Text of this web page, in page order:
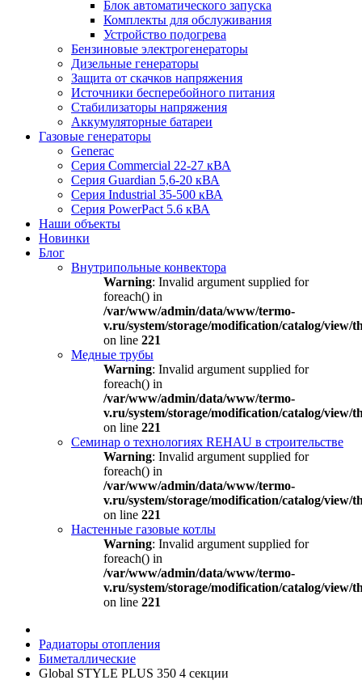
Блок автоматического запуска
Комплекты для обслуживания
Устройство подогрева
Бензиновые электрогенераторы
Дизельные генераторы
Защита от скачков напряжения
Источники бесперебойного питания
Стабилизаторы напряжения
Аккумуляторные батареи
Газовые генераторы
Generac
Серия Commercial 22-27 кВА
Серия Guardian 5,6-20 кВА
Серия Industrial 35-500 кВА
Серия PowerPact 5.6 кВА
Наши объекты
Новинки
Блог
Внутрипольные конвектора
Warning: Invalid argument supplied for
foreach() in
/var/www/admin/data/www/termo-
v.ru/system/storage/modification/catalog/view/
on line 221
Медные трубы
Warning: Invalid argument supplied for
foreach() in
/var/www/admin/data/www/termo-
v.ru/system/storage/modification/catalog/view/
on line 221
Семинар о технологиях REHAU в строительстве
Warning: Invalid argument supplied for
foreach() in
/var/www/admin/data/www/termo-
v.ru/system/storage/modification/catalog/view/
on line 221
Настенные газовые котлы
Warning: Invalid argument supplied for
foreach() in
/var/www/admin/data/www/termo-
v.ru/system/storage/modification/catalog/view/
on line 221
Радиаторы отопления
Биметаллические
Global STYLE PLUS 350 4 секции